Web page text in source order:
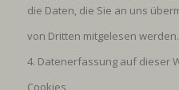
die Daten, die Sie an uns
von Dritten mitgelesen werden.
4. Datenerfassung auf dieser
Cookies